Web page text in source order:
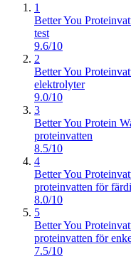
1
Better You
test
9.6/10
2
Better You
elektrolyter
9.0/10
3
Better You Protein
proteinvatten
8.5/10
4
Better You
proteinvatten för
8.0/10
5
Better You
proteinvatten för
7.5/10